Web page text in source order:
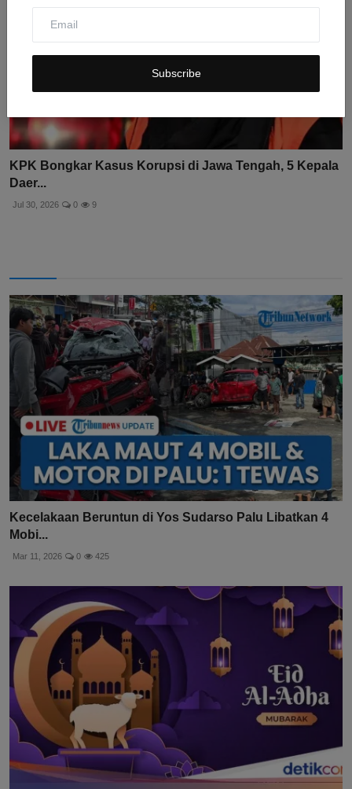
Subscribe
KPK Bongkar Kasus Korupsi di Jawa Tengah, 5 Kepala
Daer...
Jul 30, 2026 0 9
Kecelakaan Beruntun di Yos Sudarso Palu Libatkan 4
Mobi...
Mar 11, 2026 0 425